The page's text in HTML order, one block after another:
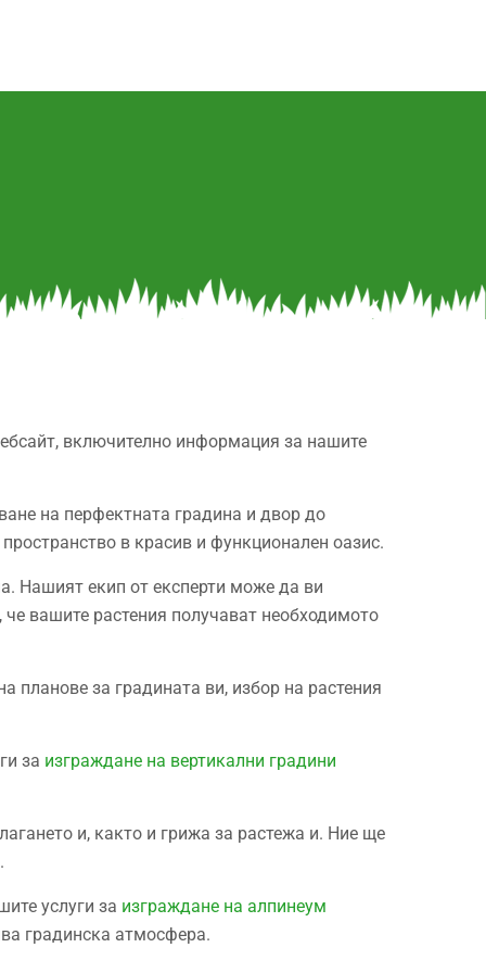
включително информация за нашите
на перфектната градина и двор до
в красив и функционален оазис.
Нашият екип от експерти може да ви
вашите растения получават необходимото
планове за градината ви, избор на растения
за изграждане на вертикални градини
и, както и грижа за растежа и. Ние ще
услуги за изграждане на алпинеум
градинска атмосфера.